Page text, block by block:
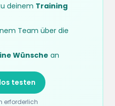
deinem Training
Team über die
Wünsche an
testen
erforderlich